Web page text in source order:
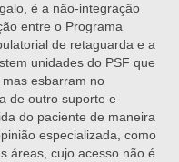
é a não-integração
entre o Programa
de retaguarda e a
unidades do PSF que
esbarram no
de outro suporte e
do paciente de maneira
especializada, como
áreas, cujo acesso não é